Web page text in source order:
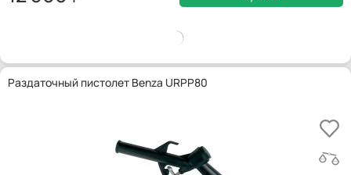
Раздаточный пистолет Benza URPP80